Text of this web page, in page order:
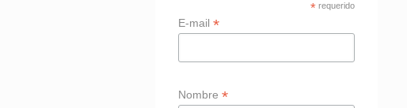
*requerido
E-mail *
Nombre *